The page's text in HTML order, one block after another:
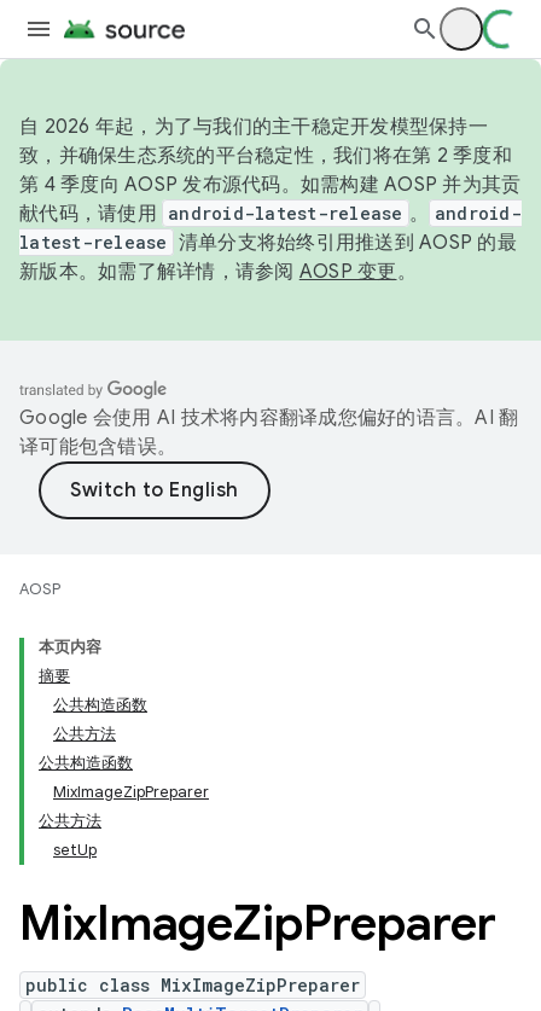
自 2026 年起，为了与我们的主干稳定开发模型保持一
致，并确保生态系统的平台稳定性，我们将在第 2 季度和
第 4 季度向 AOSP 发布源代码。如需构建 AOSP 并为其贡
献代码，请使用 android-latest-release 。
android-
latest-release 清单分支将始终引用推送到 AOSP 的最
新版本。如需了解详情，请参阅 AOSP 变更。
Google 会使用 AI 技术将内容翻译成您偏好的语言。AI 翻
译可能包含错误。
AOSP
本页内容
摘要
公共构造函数
公共方法
公共构造函数
MixImageZipPreparer
公共方法
setUp
MixImageZipPreparer
public class MixImageZipPreparer